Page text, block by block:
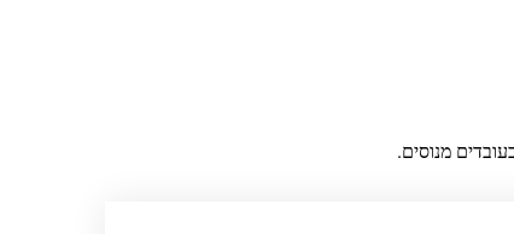
מנוסים.